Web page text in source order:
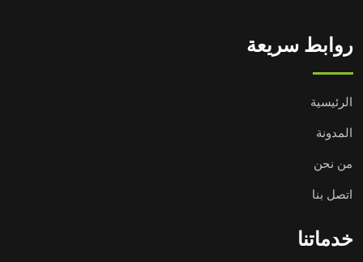
روابط سريعة
الرئيسية
المدونة
من نحن
اتصل بنا
خدماتنا